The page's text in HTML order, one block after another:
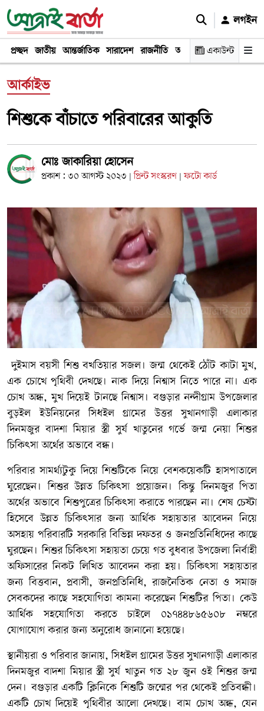
লগইন
প্রচ্ছদ জাতীয় আন্তর্জাতিক সারাদেশ রাজনীতি অর্থনীতি খেলা বিনোদন
একাউন্ট
আর্কাইভ
শিশুকে বাঁচাতে পরিবারের আকুতি
মোঃ জাকারিয়া হোসেন
প্রকাশ : ৩০ আগস্ট ২০২৩ | প্রিন্ট সংস্করণ | ফটো কার্ড
দুইমাস বয়সী শিশু বখতিয়ার সজল। জন্ম থেকেই ঠোঁট কাটা মুখ,
এক চোখে পৃথিবী দেখছে। নাক দিয়ে নিশ্বাস নিতে পারে না। এক
চোখ অন্ধ, মুখ দিয়েই টানছে নিশ্বাস। বগুড়ার নন্দীগ্রাম উপজেলার
বুড়ইল ইউনিয়নের সিধইল গ্রামের উত্তর সুখানগাড়ী এলাকার
দিনমজুর বাদশা মিয়ার স্ত্রী সুর্য খাতুনের গর্ভে জন্ম নেয়া শিশুর
চিকিৎসা অর্থের অভাবে বন্ধ।
পরিবার সামর্থ্যটুকু দিয়ে শিশুটিকে নিয়ে বেশকয়েকটি হাসপাতালে
ঘুরেছেন। শিশুর উন্নত চিকিৎসা প্রয়োজন। কিন্তু দিনমজুর পিতা
অর্থের অভাবে শিশুপুত্রের চিকিৎসা করাতে পারছেন না। শেষ চেষ্টা
হিসেবে উন্নত চিকিৎসার জন্য আর্থিক সহায়তার আবেদন নিয়ে
অসহায় পরিবারটি সরকারি বিভিন্ন দফতর ও জনপ্রতিনিধিদের কাছে
ঘুরছেন। শিশুর চিকিৎসা সহায়তা চেয়ে গত বুধবার উপজেলা নির্বাহী
অফিসারের নিকট লিখিত আবেদন করা হয়। চিকিৎসা সহায়তার
জন্য বিত্তবান, প্রবাসী, জনপ্রতিনিধি, রাজনৈতিক নেতা ও সমাজ
সেবকদের কাছে সহযোগিতা কামনা করেছেন শিশুটির পিতা। কেউ
আর্থিক সহযোগিতা করতে চাইলে ০১৭৪৪৮৬৫৬০৮ নম্বরে
যোগাযোগ করার জন্য অনুরোধ জানানো হয়েছে।
স্থানীয়রা ও পরিবার জানায়, সিধইল গ্রামের উত্তর সুখানগাড়ী এলাকার
দিনমজুর বাদশা মিয়ার স্ত্রী সুর্য খাতুন গত ২৮ জুন ওই শিশুর জন্ম
দেন। বগুড়ার একটি ক্লিনিকে শিশুটি জন্মের পর থেকেই প্রতিবন্ধী।
একটি চোখ দিয়েই পৃথিবীর আলো দেখছে। বাম চোখ অন্ধ, যেন